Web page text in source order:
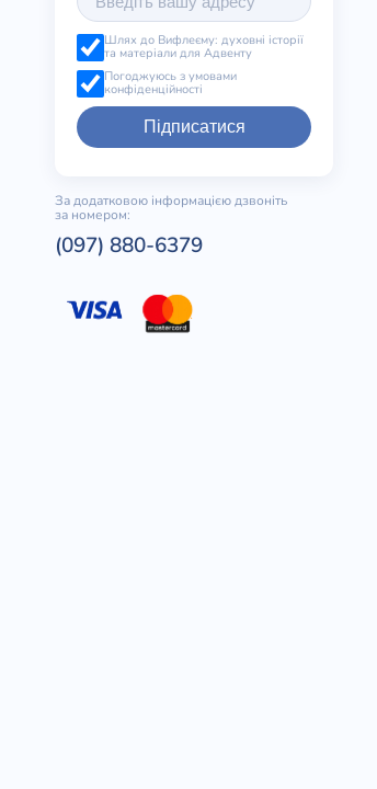
Шлях до Вифлеєму: духовні історії
та матеріали для Адвенту
Погоджуюсь з умовами
конфіденційності
Підписатися
За додатковою інформацією дзвоніть
за номером:
(097) 880-6379